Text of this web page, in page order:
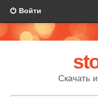
Войти
Скачать